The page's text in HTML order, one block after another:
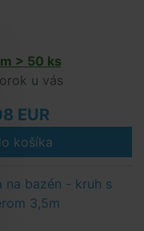
> 50 ks
u vás
EUR
košíka
na bazén - kruh s
3,5m